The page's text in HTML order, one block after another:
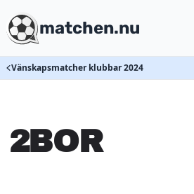
matchen.nu
Vänskapsmatcher klubbar 2024
2BOR